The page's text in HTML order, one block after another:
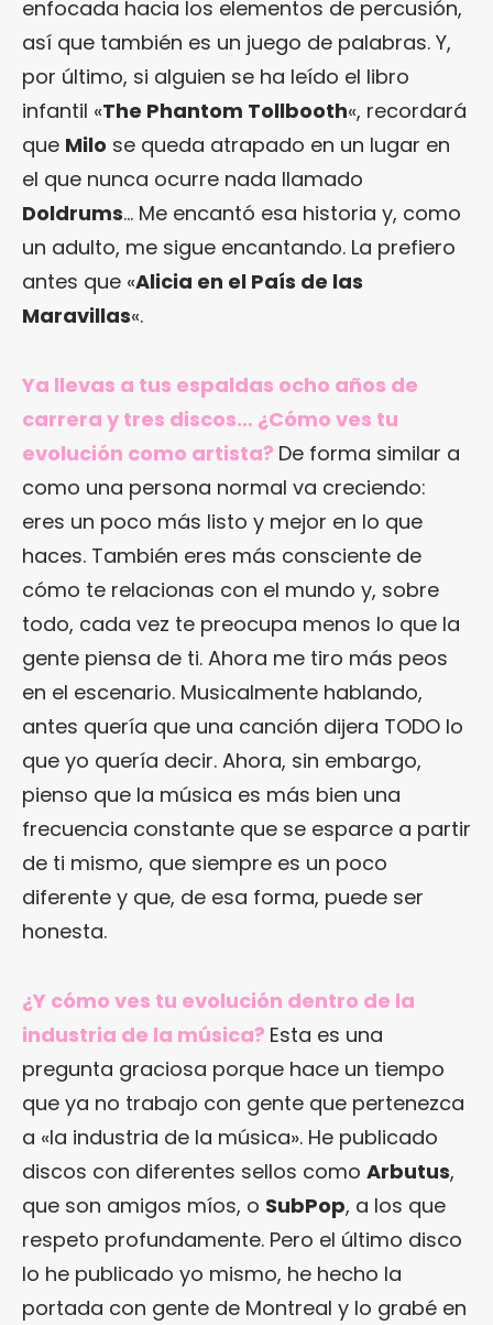
enfocada hacia los elementos de percusión,
así que también es un juego de palabras. Y,
por último, si alguien se ha leído el libro
infantil «The Phantom Tollbooth«, recordará
que Milo se queda atrapado en un lugar en
el que nunca ocurre nada llamado
Doldrums… Me encantó esa historia y, como
un adulto, me sigue encantando. La prefiero
antes que «Alicia en el País de las
Maravillas«.
Ya llevas a tus espaldas ocho años de
carrera y tres discos… ¿Cómo ves tu
evolución como artista? De forma similar a
como una persona normal va creciendo:
eres un poco más listo y mejor en lo que
haces. También eres más consciente de
cómo te relacionas con el mundo y, sobre
todo, cada vez te preocupa menos lo que la
gente piensa de ti. Ahora me tiro más peos
en el escenario. Musicalmente hablando,
antes quería que una canción dijera TODO lo
que yo quería decir. Ahora, sin embargo,
pienso que la música es más bien una
frecuencia constante que se esparce a partir
de ti mismo, que siempre es un poco
diferente y que, de esa forma, puede ser
honesta.
¿Y cómo ves tu evolución dentro de la
industria de la música? Esta es una
pregunta graciosa porque hace un tiempo
que ya no trabajo con gente que pertenezca
a «la industria de la música». He publicado
discos con diferentes sellos como Arbutus,
que son amigos míos, o SubPop, a los que
respeto profundamente. Pero el último disco
lo he publicado yo mismo, he hecho la
portada con gente de Montreal y lo grabé en